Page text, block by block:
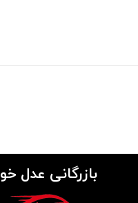
بازرگانی عدل خو